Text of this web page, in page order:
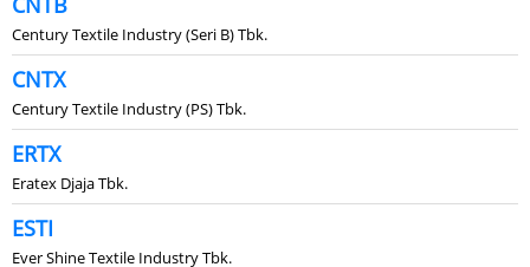
Century Textile Industry (Seri B) Tbk.
CNTX
Century Textile Industry (PS) Tbk.
ERTX
Eratex Djaja Tbk.
ESTI
Ever Shine Textile Industry Tbk.